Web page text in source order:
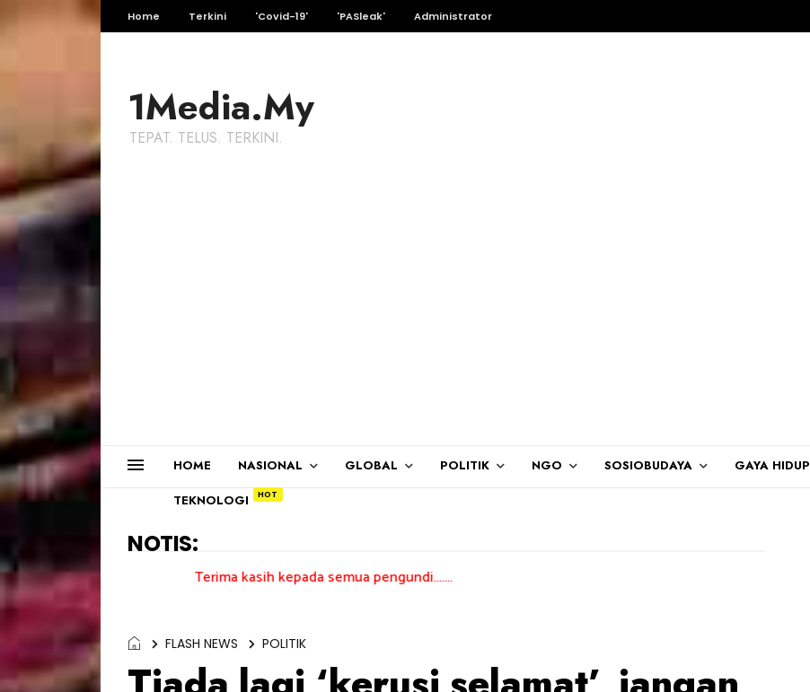
Home Terkini 'Covid-19' 'PASleak' Administrator
1Media.My
TEPAT. TELUS. TERKINI.
HOME NASIONAL GLOBAL POLITIK NGO SOSIOBUDAYA GAYA HIDUP
TEKNOLOGI
NOTIS:
Terima kasih kepada semua pengundi.......
FLASH NEWS POLITIK